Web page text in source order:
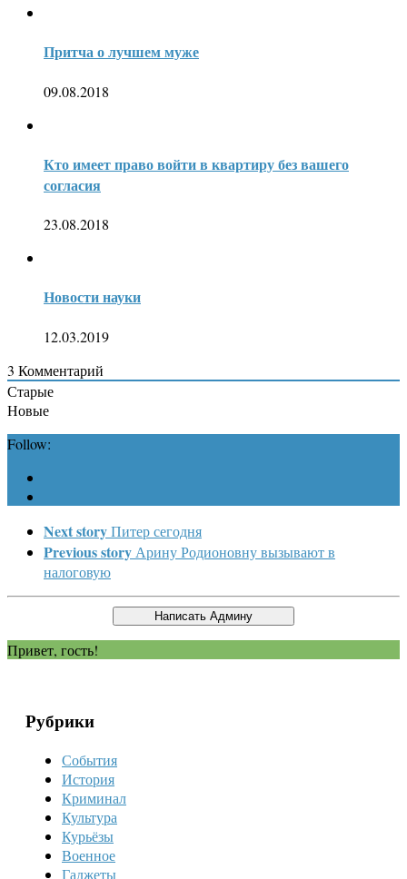
Притча о лучшем муже
09.08.2018
Кто имеет право войти в квартиру без вашего
согласия
23.08.2018
Новости науки
12.03.2019
3 Комментарий
Старые
Новые
Follow:
Next storyПитер сегодня
Previous story Арину Родионовну вызывают в
налоговую
Привет, гость!
Рубрики
События
История
Криминал
Культура
Курьёзы
Военное
Гаджеты